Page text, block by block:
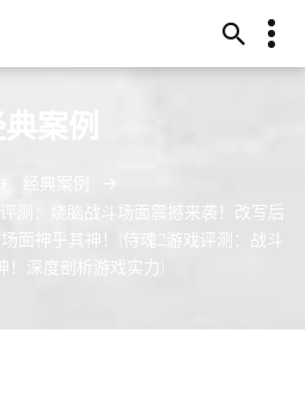
测：烧脑战斗场面震撼来袭！改写后
面神乎其神！(侍魂2游戏评测：战斗
！深度剖析游戏实力)